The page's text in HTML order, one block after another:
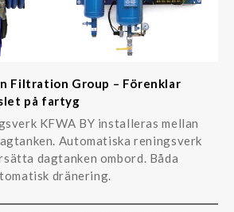
Filtration Group – Förenklar
på fartyg
KFWA BY installeras mellan
Automatiska reningsverk
dagtanken ombord. Båda
dränering.